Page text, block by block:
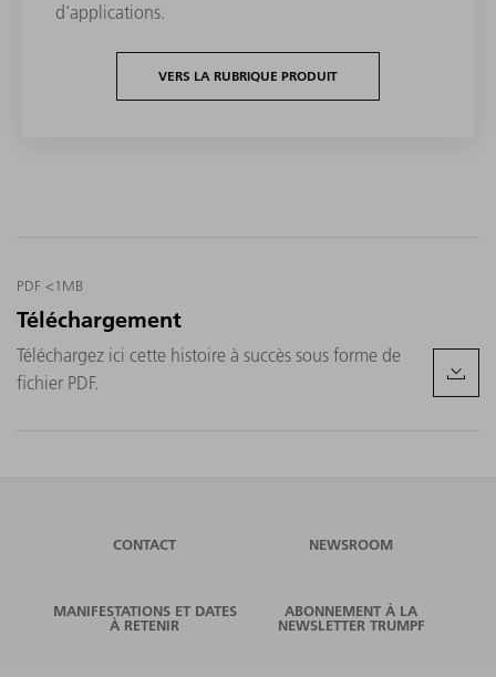
d'applications.
VERS LA RUBRIQUE PRODUIT
PDF <1MB
Téléchargement
Téléchargez ici cette histoire à succès sous forme de
fichier PDF.
CONTACT NEWSROOM
MANIFESTATIONS ET DATES
À RETENIR
ABONNEMENT À LA
NEWSLETTER TRUMPF